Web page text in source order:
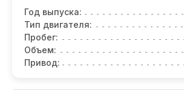
Год выпуска:
Тип двигателя:
Пробег:
Объем:
Привод: